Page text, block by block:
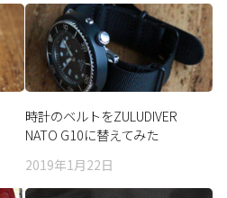
時計のベルトをZULUDIVER
NATO G10に替えてみた
2019年1月22日